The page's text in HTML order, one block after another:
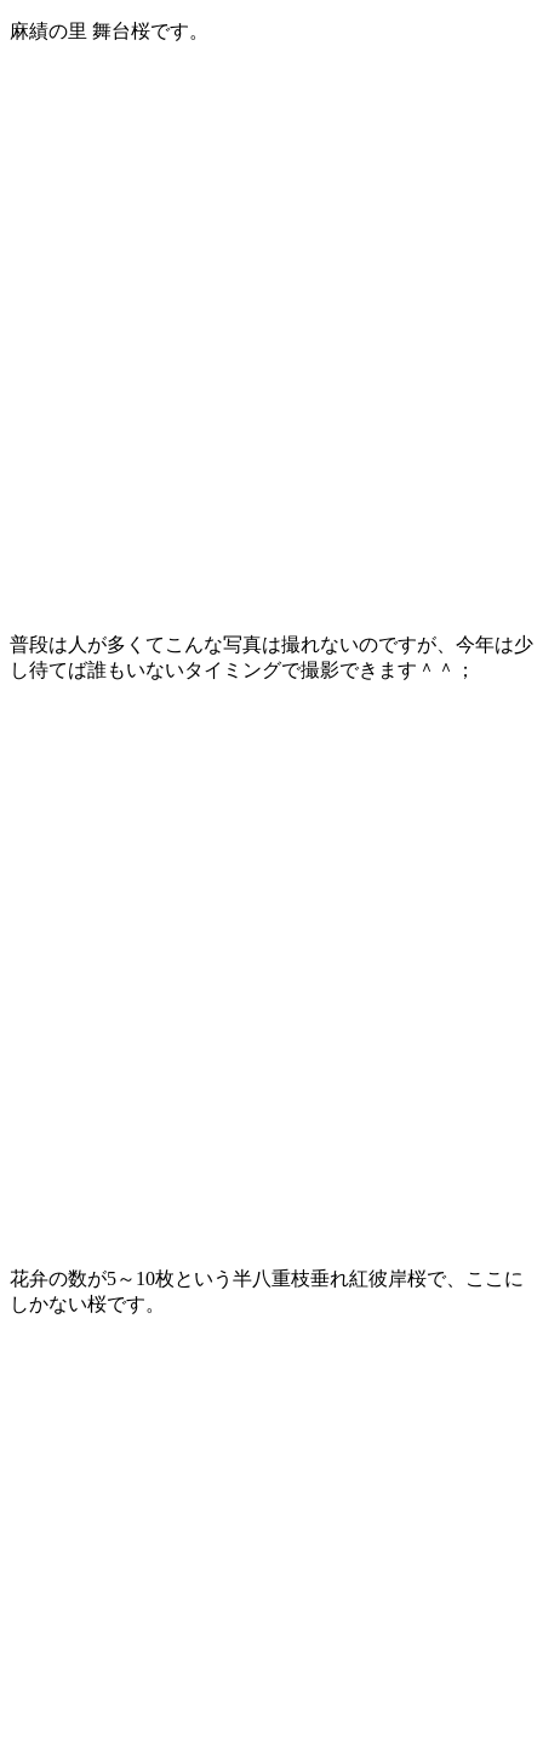
麻績の里 舞台桜です。
普段は人が多くてこんな写真は撮れないのですが、今年は少
し待てば誰もいないタイミングで撮影できます＾＾；
花弁の数が5～10枚という半八重枝垂れ紅彼岸桜で、ここに
しかない桜です。